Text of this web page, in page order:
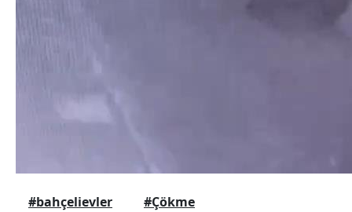
#bahçelievler #Çökme